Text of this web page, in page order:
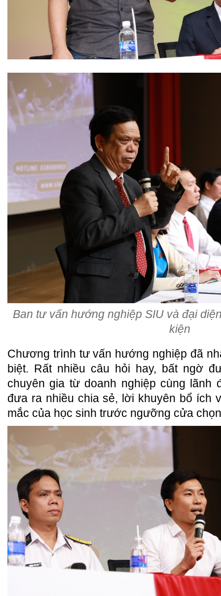
Ban tư vấn hướng nghiệp SIU và đại
kiện
Chương trình tư vấn hướng nghiệp đã
biệt. Rất nhiều câu hỏi hay, bất ngờ
chuyên gia từ doanh nghiệp cùng lãnh
đưa ra nhiều chia sẻ, lời khuyên bổ ích
mắc của học sinh trước ngưỡng cửa